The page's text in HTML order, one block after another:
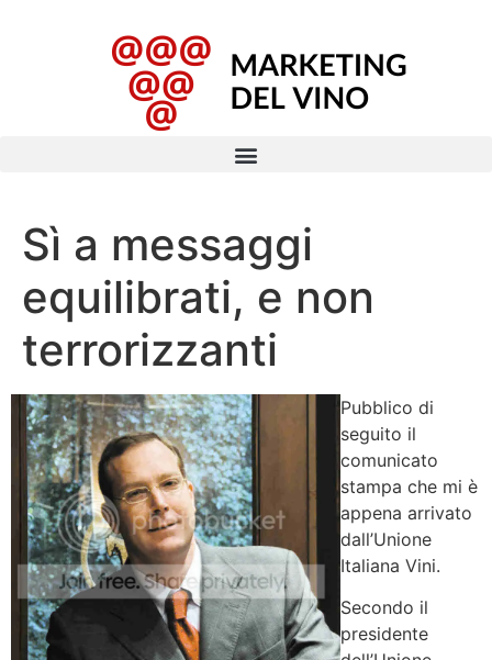
Sì a messaggi
equilibrati, e non
terrorizzanti
Pubblico di
seguito il
comunicato
stampa che mi è
appena arrivato
dall’Unione
Italiana Vini.
Secondo il
presidente